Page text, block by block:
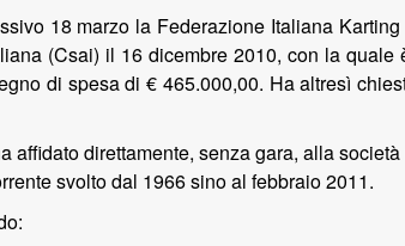
18 marzo la Federazione Italiana
(Csai) il 16 dicembre 2010, con la quale
di spesa di € 465.000,00. Ha altresì
direttamente, senza gara, alla
svolto dal 1966 sino al febbraio 2011.